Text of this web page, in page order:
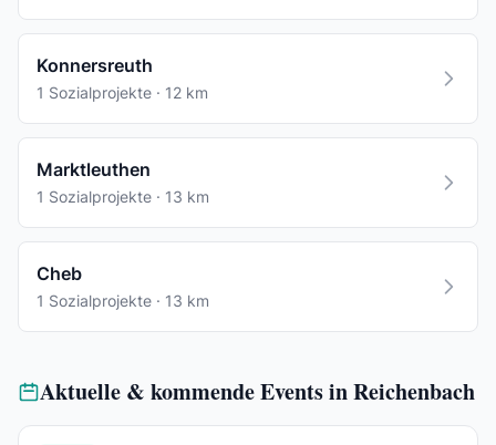
Konnersreuth
1 Sozialprojekte · 12 km
Marktleuthen
1 Sozialprojekte · 13 km
Cheb
1 Sozialprojekte · 13 km
Aktuelle & kommende Events in Reichenbach